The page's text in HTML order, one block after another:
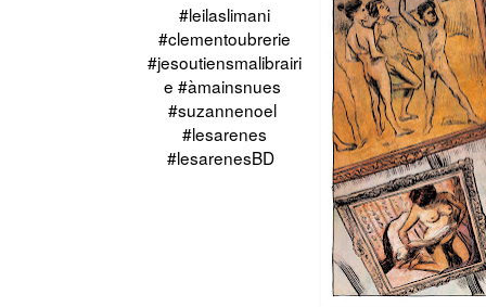
#leilaslimani
#clementoubrerie
#jesoutiensmalibrairi
e #àmainsnues
#suzannenoel
#lesarenes
#lesarenesBD